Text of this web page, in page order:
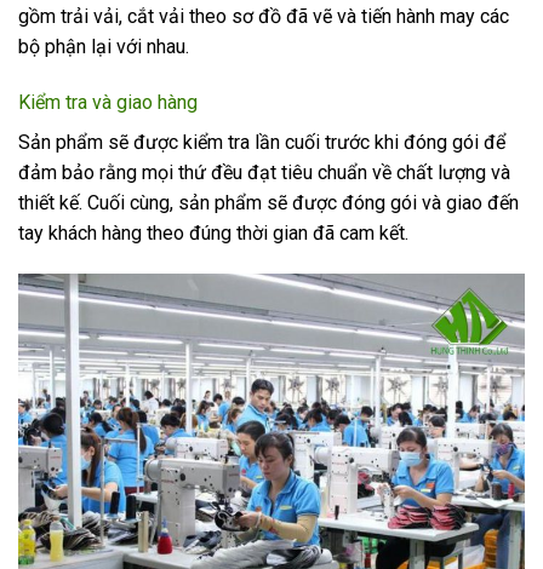
gồm trải vải, cắt vải theo sơ đồ đã vẽ và tiến hành may các
bộ phận lại với nhau.
Kiểm tra và giao hàng
Sản phẩm sẽ được kiểm tra lần cuối trước khi đóng gói để
đảm bảo rằng mọi thứ đều đạt tiêu chuẩn về chất lượng và
thiết kế. Cuối cùng, sản phẩm sẽ được đóng gói và giao đến
tay khách hàng theo đúng thời gian đã cam kết.